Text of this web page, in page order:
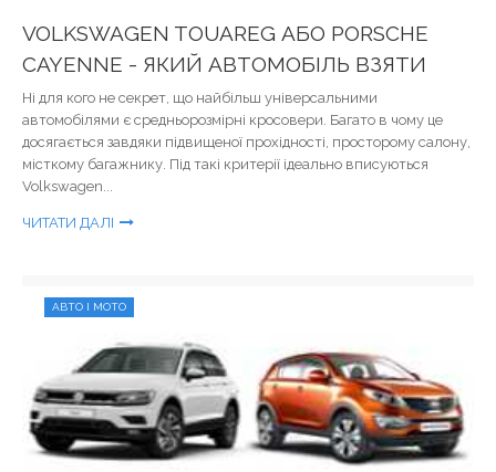
VOLKSWAGEN TOUAREG АБО PORSCHE
CAYENNE - ЯКИЙ АВТОМОБІЛЬ ВЗЯТИ
Ні для кого не секрет, що найбільш універсальними
автомобілями є средньорозмірні кросовери. Багато в чому це
досягається завдяки підвищеної прохідності, просторому салону,
місткому багажнику. Під такі критерії ідеально вписуються
Volkswagen...
ЧИТАТИ ДАЛІ
АВТО І МОТО